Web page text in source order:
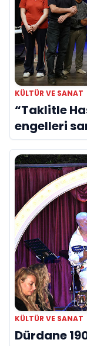
KÜLTÜR VE SANAT
“Taklitle
engelleri
KÜLTÜR VE SANAT
Dürdane